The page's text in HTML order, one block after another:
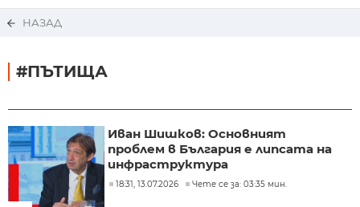
НАЗАД
#ПЪТИЩА
Иван Шишков: Основният
проблем в България е липсата на
инфраструктура
18:31, 13.07.2026 Чете се за: 03:35 мин.